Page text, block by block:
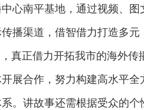
心南平基地，通过视频、图
播渠道，借智借力打造多元
真正借力开拓我市的海外传
展合作，努力构建高水平全
。讲故事还需根据受众的个